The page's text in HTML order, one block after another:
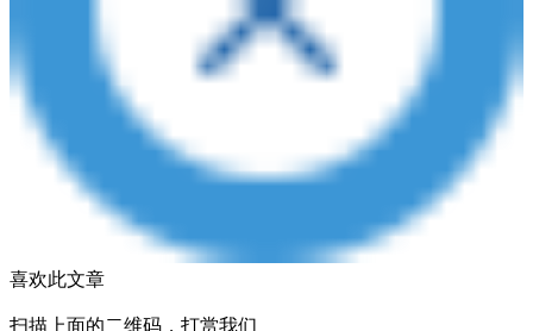
喜欢此文章
扫描上面的二维码，打赏我们